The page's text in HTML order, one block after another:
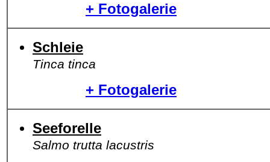
+ Fotogalerie
Schleie
Tinca tinca
+ Fotogalerie
Seeforelle
Salmo trutta lacustris